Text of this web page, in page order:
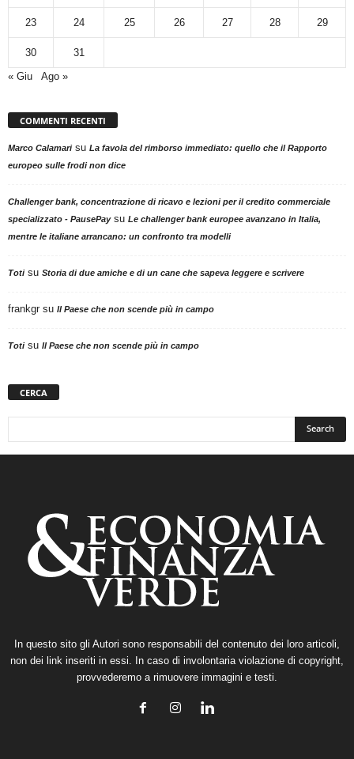
23 24 25 26 27 28 29
30
31
« Giu
Ago »
COMMENTI RECENTI
Marco Calamarisu La favola del rimborso immediato: quello che il Rapporto
europeo sulle frodi non dice
Challenger bank, concentrazione di ricavo e lezioni per il credito commerciale
specializzato - PausePaysu Le challenger bank europee avanzano in Italia,
mentre le italiane arrancano: un confronto tra modelli
Totisu Storia di due amiche e di un cane che sapeva leggere e scrivere
frankgr su Il Paese che non scende più in campo
Totisu Il Paese che non scende più in campo
CERCA
In questo sito gli Autori sono responsabili del contenuto dei loro articoli,
non dei link inseriti in essi. In caso di involontaria violazione di copyright,
provvederemo a rimuovere immagini e testi.